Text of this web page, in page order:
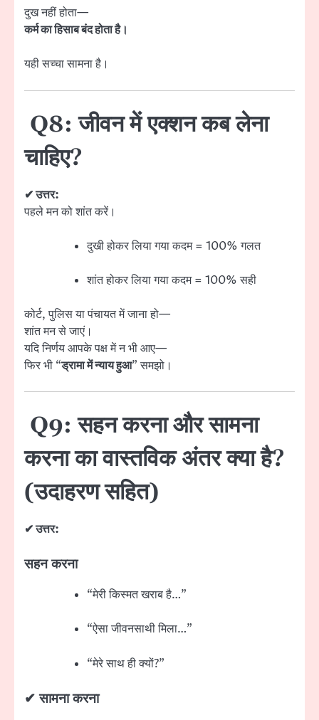
दुख नहीं होता—
कर्म का हिसाब बंद होता है।
यही सच्चा सामना है।
Q8: जीवन में एक्शन कब लेना
चाहिए?
✔ उत्तर:
पहले मन को शांत करें।
दुखी होकर लिया गया कदम = 100% गलत
शांत होकर लिया गया कदम = 100% सही
कोर्ट, पुलिस या पंचायत में जाना हो—
शांत मन से जाएं।
यदि निर्णय आपके पक्ष में न भी आए—
फिर भी “ड्रामा में न्याय हुआ” समझो।
Q9: सहन करना और सामना
करना का वास्तविक अंतर क्या है?
(उदाहरण सहित)
✔ उत्तर:
सहन करना
“मेरी किस्मत खराब है…”
“ऐसा जीवनसाथी मिला…”
“मेरे साथ ही क्यों?”
✔सामना करना